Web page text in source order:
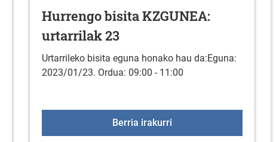
taldeko saioak urtarrilean
Hurrengo bisita KZGUNEA:
urtarrilak 23
Urtarrileko bisita eguna honako hau da:Eguna:
2023/01/23. Ordua: 09:00 - 11:00
Berria irakurriHurrengo bisita